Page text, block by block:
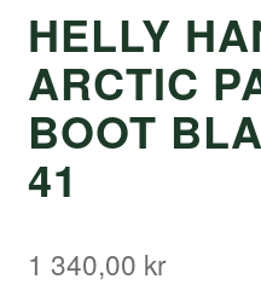
Varumärken
Väljare
HELLY
ARCTIC
BOOT
41
1 340,00 kr